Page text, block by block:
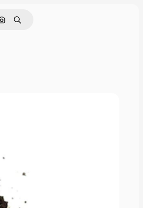
Buscar por imagen
Buscar